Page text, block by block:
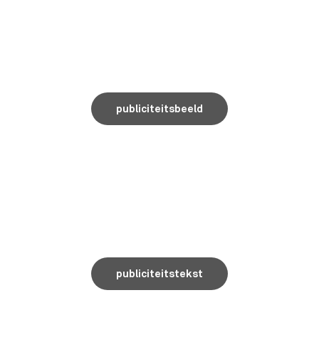
publiciteitsbeeld
publiciteitstekst